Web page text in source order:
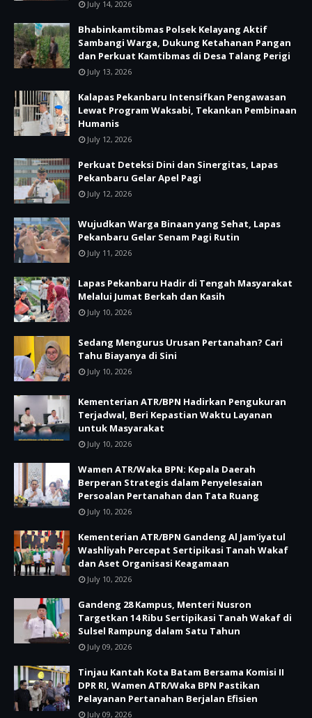
July 14, 2026
Bhabinkamtibmas Polsek Kelayang Aktif
Sambangi Warga, Dukung Ketahanan Pangan
dan Perkuat Kamtibmas di Desa Talang Perigi
July 13, 2026
Kalapas Pekanbaru Intensifkan Pengawasan
Lewat Program Waksabi, Tekankan Pembinaan
Humanis
July 12, 2026
Perkuat Deteksi Dini dan Sinergitas, Lapas
Pekanbaru Gelar Apel Pagi
July 12, 2026
Wujudkan Warga Binaan yang Sehat, Lapas
Pekanbaru Gelar Senam Pagi Rutin
July 11, 2026
Lapas Pekanbaru Hadir di Tengah Masyarakat
Melalui Jumat Berkah dan Kasih
July 10, 2026
Sedang Mengurus Urusan Pertanahan? Cari
Tahu Biayanya di Sini
July 10, 2026
Kementerian ATR/BPN Hadirkan Pengukuran
Terjadwal, Beri Kepastian Waktu Layanan
untuk Masyarakat
July 10, 2026
Wamen ATR/Waka BPN: Kepala Daerah
Berperan Strategis dalam Penyelesaian
Persoalan Pertanahan dan Tata Ruang
July 10, 2026
Kementerian ATR/BPN Gandeng Al Jam'iyatul
Washliyah Percepat Sertipikasi Tanah Wakaf
dan Aset Organisasi Keagamaan
July 10, 2026
Gandeng 28 Kampus, Menteri Nusron
Targetkan 14 Ribu Sertipikasi Tanah Wakaf di
Sulsel Rampung dalam Satu Tahun
July 09, 2026
Tinjau Kantah Kota Batam Bersama Komisi II
DPR RI, Wamen ATR/Waka BPN Pastikan
Pelayanan Pertanahan Berjalan Efisien
July 09, 2026